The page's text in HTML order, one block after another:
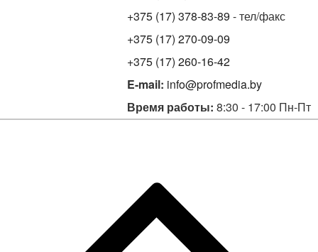
+375 (17) 378-83-89 - тел/факс
+375 (17) 270-09-09
+375 (17) 260-16-42
E-mail: info@profmedia.by
Время работы: 8:30 - 17:00 Пн-Пт